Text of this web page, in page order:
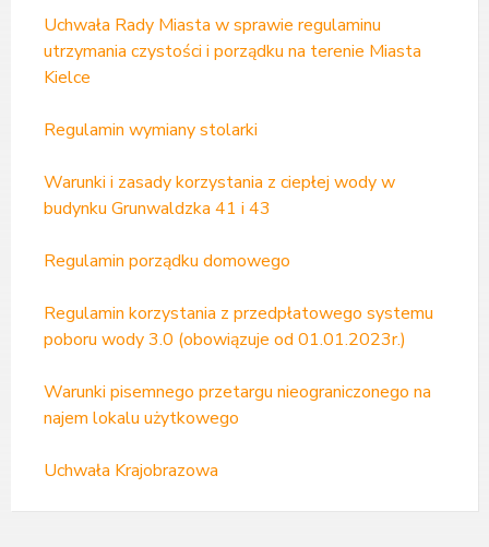
Uchwała Rady Miasta w sprawie regulaminu
utrzymania czystości i porządku na terenie Miasta
Kielce
Regulamin wymiany stolarki
Warunki i zasady korzystania z ciepłej wody w
budynku Grunwaldzka 41 i 43
Regulamin porządku domowego
Regulamin korzystania z przedpłatowego systemu
poboru wody 3.0 (obowiązuje od 01.01.2023r.)
Warunki pisemnego przetargu nieograniczonego na
najem lokalu użytkowego
Uchwała Krajobrazowa